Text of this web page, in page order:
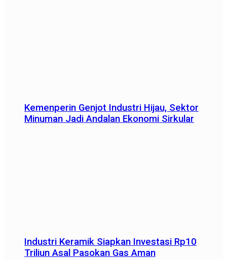
Kemenperin Genjot Industri Hijau, Sektor
Minuman Jadi Andalan Ekonomi Sirkular
Industri Keramik Siapkan Investasi Rp10
Triliun Asal Pasokan Gas Aman